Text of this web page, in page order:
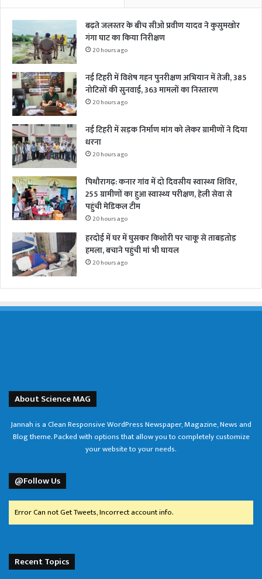
बढ़ते जलस्तर के बीच सीओ प्रवीण यादव ने कुसुमखोर
गंगा घाट का किया निरीक्षण
20 hours ago
नई टिहरी में विशेष गहन पुनरीक्षण अभियान में तेजी, 385
नोटिसों की सुनवाई, 363 मामलों का निस्तारण
20 hours ago
नई टिहरी में सड़क निर्माण मांग को लेकर ग्रामीणों ने दिया
धरना
20 hours ago
पिथौरागढ़: कनार गांव में दो दिवसीय स्वास्थ्य शिविर,
255 ग्रामीणों का हुआ स्वास्थ्य परीक्षण, हेली सेवा से
पहुंची मेडिकल टीम
20 hours ago
हरदोई में घर में घुसकर किशोरी पर चाकू से ताबड़तोड़
हमला, बचाने पहुंची मां भी घायल
20 hours ago
About Science MAG
Jannah is a Clean Responsive WordPress Newspaper, Magazine, News and
Blog theme. Packed with options that allow you to completely customize
your website to your needs.
@Follow Us
Error Can not Get Tweets, Incorrect account info.
Recent Topics